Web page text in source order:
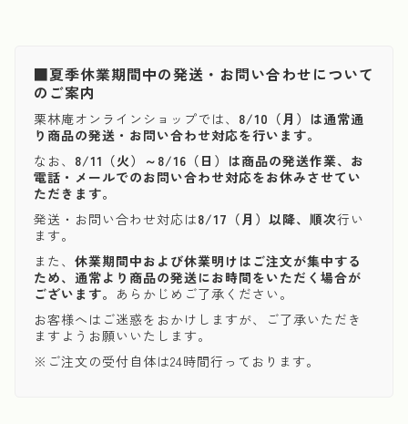
■夏季休業期間中の発送・お問い合わせについて
のご案内
栗林庵オンラインショップでは、 8/10（月）は通常通
り商品の発送・お問い合わせ対応を行います。
なお、 8/11（火）～8/16（日）は商品の発送作業、お
電話・メールでのお問い合わせ対応をお休みさせてい
ただきます。
発送・お問い合わせ対応は8/17（月）以降、順次行い
ます。
また、 休業期間中および休業明けはご注文が集中する
ため、通常より商品の発送にお時間をいただく場合が
ございます。 あらかじめご了承ください。
お客様へはご迷惑をおかけしますが、ご了承いただき
ますようお願いいたします。
※ご注文の受付自体は24時間行っております。